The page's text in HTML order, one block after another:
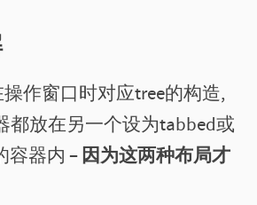
作窗口时对应tree的构造,
都放在另一个设为tabbed或
容器内 – 因为这两种布局才